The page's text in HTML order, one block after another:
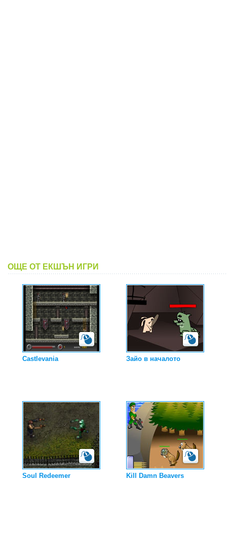
ОЩЕ ОТ ЕКШЪН ИГРИ
Castlevania Зайо в началото
Soul Redeemer Kill Damn Beavers